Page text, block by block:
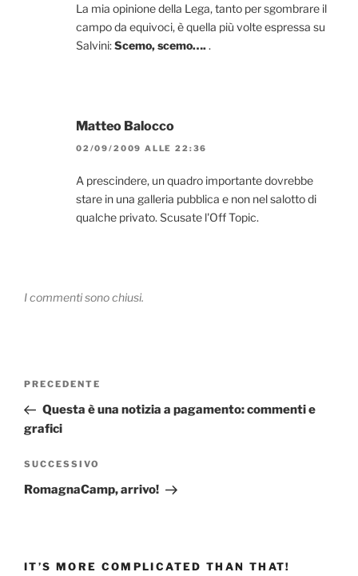
La mia opinione della Lega, tanto per sgombrare il
campo da equivoci, è quella più volte espressa su
Salvini:Scemo, scemo…..
Matteo Balocco
02/09/2009 ALLE 22:36
A prescindere, un quadro importante dovrebbe
stare in una galleria pubblica e non nel salotto di
qualche privato. Scusate l'Off Topic.
I commenti sono chiusi.
Navigazione
Articolo
precedente:
PRECEDENTE
Questa è una notizia a pagamento: commenti e
grafici
Articolo
successivo
SUCCESSIVO
RomagnaCamp, arrivo!
IT’S MORE COMPLICATED THAN THAT!